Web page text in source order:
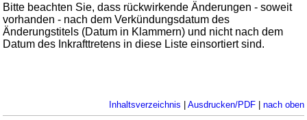
Bitte beachten Sie, dass rückwirkende Änderungen - soweit
vorhanden - nach dem Verkündungsdatum des
Änderungstitels (Datum in Klammern) und nicht nach dem
Datum des Inkrafttretens in diese Liste einsortiert sind.
Inhaltsverzeichnis | Ausdrucken/PDF| nach oben